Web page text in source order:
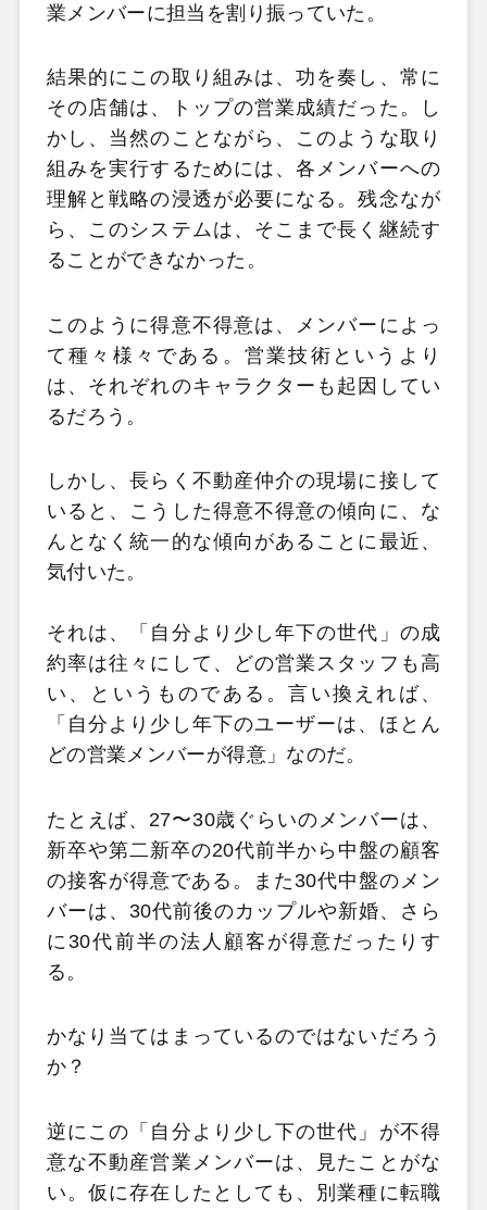
業メンバーに担当を割り振っていた。
結果的にこの取り組みは、功を奏し、常に
その店舗は、トップの営業成績だった。し
かし、当然のことながら、このような取り
組みを実行するためには、各メンバーへの
理解と戦略の浸透が必要になる。残念なが
ら、このシステムは、そこまで長く継続す
ることができなかった。
このように得意不得意は、メンバーによっ
て種々様々である。営業技術というより
は、それぞれのキャラクターも起因してい
るだろう。
しかし、長らく不動産仲介の現場に接して
いると、こうした得意不得意の傾向に、な
んとなく統一的な傾向があることに最近、
気付いた。
それは、「自分より少し年下の世代」の成
約率は往々にして、どの営業スタッフも高
い、というものである。言い換えれば、
「自分より少し年下のユーザーは、ほとん
どの営業メンバーが得意」なのだ。
たとえば、27〜30歳ぐらいのメンバーは、
新卒や第二新卒の20代前半から中盤の顧客
の接客が得意である。また30代中盤のメン
バーは、30代前後のカップルや新婚、さら
に30代前半の法人顧客が得意だったりす
る。
かなり当てはまっているのではないだろう
か？
逆にこの「自分より少し下の世代」が不得
意な不動産営業メンバーは、見たことがな
い。仮に存在したとしても、別業種に転職